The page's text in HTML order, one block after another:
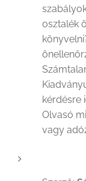
osztalék
kérdésre
Olvasó
vagy